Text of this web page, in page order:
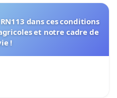
dans ces conditions
et notre cadre de
!